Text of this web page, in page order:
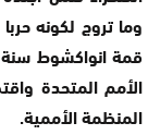
وما تروج لكونه
الأمم المتحدة
المنظمة الأممية.